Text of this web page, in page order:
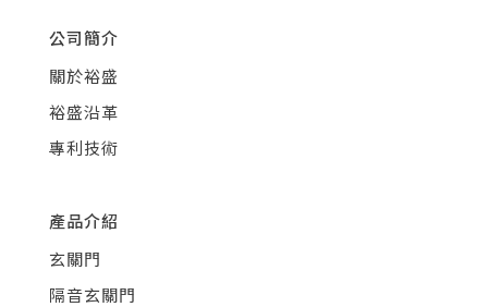
公司簡介
關於裕盛
裕盛沿革
專利技術
產品介紹
玄關門
隔音玄關門